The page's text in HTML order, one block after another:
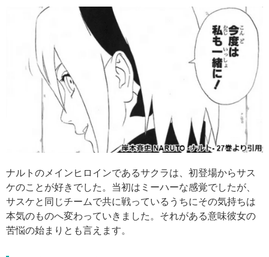
ナルトのメインヒロインであるサクラは、初登場からサス
ケのことが好きでした。当初はミーハーな感覚でしたが、
サスケと同じチームで共に戦っているうちにその気持ちは
本気のものへ変わっていきました。それがある意味彼女の
苦悩の始まりとも言えます。